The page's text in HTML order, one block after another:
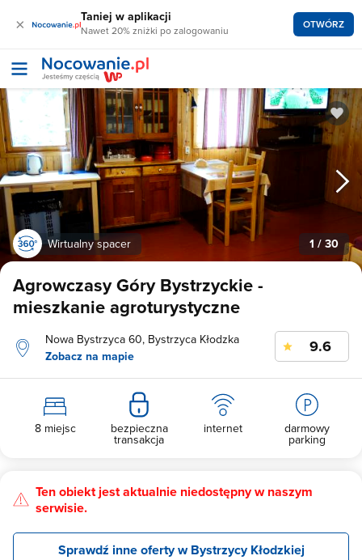
× Taniej w aplikacji
Nawet 20% zniżki po zalogowaniu OTWÓRZ
1 / 30
Wirtualny spacer
Agrowczasy Góry Bystrzyckie -
mieszkanie agroturystyczne
Nowa Bystrzyca 60, Bystrzyca Kłodzka
Zobacz na mapie
9.6
8 miejsc bezpieczna
transakcja
internet darmowy
parking
Ten obiekt jest aktualnie niedostępny w naszym
serwisie.
Sprawdź inne oferty w Bystrzycy Kłodzkiej